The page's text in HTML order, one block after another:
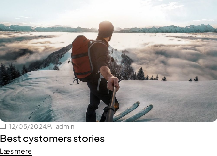
12/05/2024 admin
Best cystomers stories
Læs mere